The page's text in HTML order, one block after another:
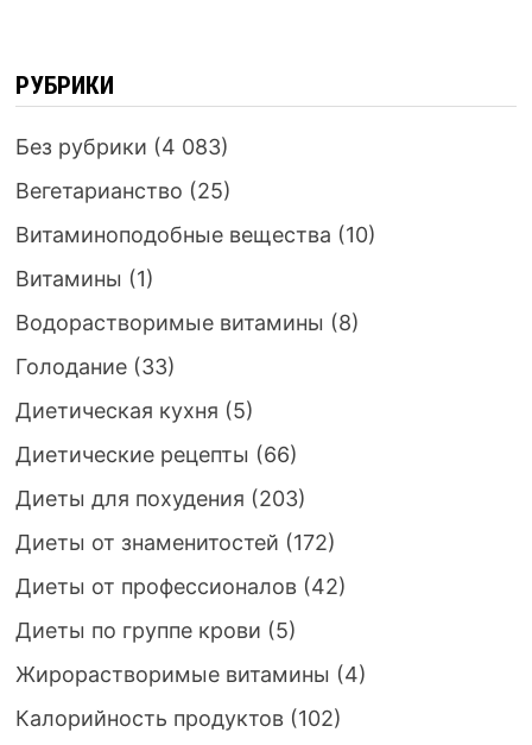
РУБРИКИ
Без рубрики (4 083)
Вегетарианство (25)
Витаминоподобные вещества (10)
Витамины (1)
Водорастворимые витамины (8)
Голодание(33)
Диетическая кухня (5)
Диетические рецепты (66)
Диеты для похудения (203)
Диеты от знаменитостей (172)
Диеты от профессионалов(42)
Диеты по группе крови (5)
Жирорастворимые витамины (4)
Калорийность продуктов(102)